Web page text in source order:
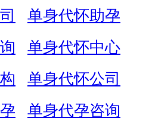
单身代怀助孕
单身代怀中心
单身代怀公司
单身代孕咨询